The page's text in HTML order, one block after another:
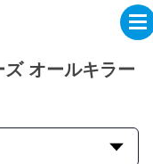
オールキラー